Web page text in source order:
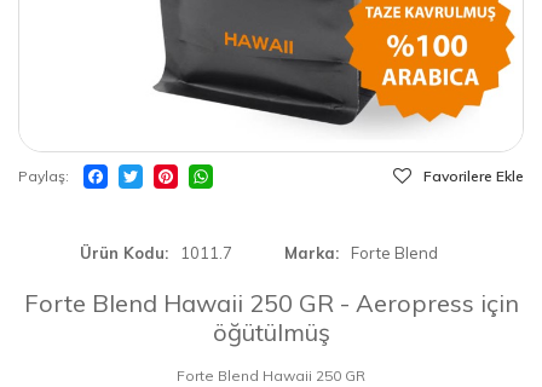
Paylaş Favorilere Ekle
Ürün Kodu 1011.7 Marka Forte Blend
Forte Blend Hawaii 250 GR - Aeropress için
öğütülmüş
Forte Blend Hawaii 250 GR